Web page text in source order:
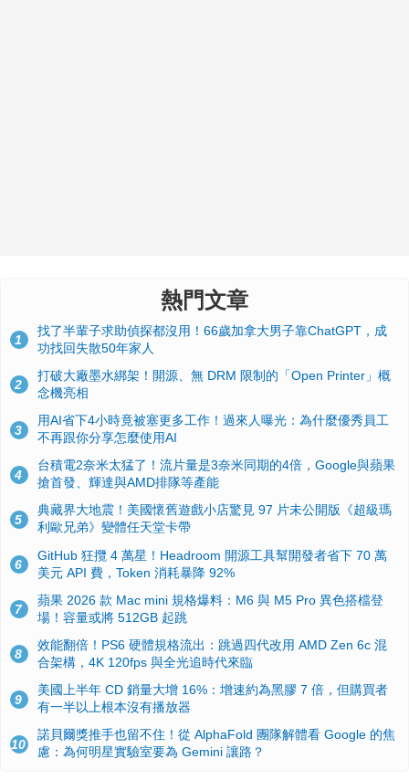
熱門文章
1
找了半輩子求助偵探都沒用！66歲加拿大男子靠ChatGPT，成
功找回失散50年家人
2
打破大廠墨水綁架！開源、無 DRM 限制的「Open Printer」概
念機亮相
3
用AI省下4小時竟被塞更多工作！過來人曝光：為什麼優秀員工
不再跟你分享怎麼使用AI
4
台積電2奈米太猛了！流片量是3奈米同期的4倍，Google與蘋果
搶首發、輝達與AMD排隊等產能
5
典藏界大地震！美國懷舊遊戲小店驚見 97 片未公開版《超級瑪
利歐兄弟》變體任天堂卡帶
6
GitHub 狂攬 4 萬星！Headroom 開源工具幫開發者省下 70 萬
美元 API 費，Token 消耗暴降 92%
7
蘋果 2026 款 Mac mini 規格爆料：M6 與 M5 Pro 異色搭檔登
場！容量或將 512GB 起跳
8
效能翻倍！PS6 硬體規格流出：跳過四代改用 AMD Zen 6c 混
合架構，4K 120fps 與全光追時代來臨
9
美國上半年 CD 銷量大增 16%：增速約為黑膠 7 倍，但購買者
有一半以上根本沒有播放器
10
諾貝爾獎推手也留不住！從 AlphaFold 團隊解體看 Google 的焦
慮：為何明星實驗室要為 Gemini 讓路？